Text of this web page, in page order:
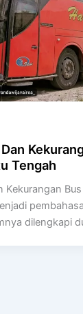
Tengah
Kekurangan
dilengkapi